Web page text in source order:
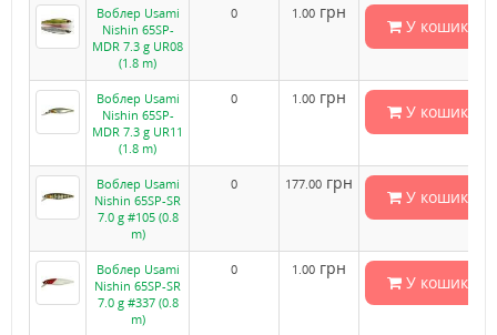
Воблер Usami
Nishin 65SP-
MDR 7.3 g UR08
(1.8 m)
0 1.00 грн
У кошик
Воблер Usami
Nishin 65SP-
MDR 7.3 g UR11
(1.8 m)
0 1.00 грн
У кошик
Воблер Usami
Nishin 65SP-SR
7.0 g #105 (0.8
m)
0 177.00 грн
У кошик
Воблер Usami
Nishin 65SP-SR
7.0 g #337 (0.8
m)
0 1.00 грн
У кошик